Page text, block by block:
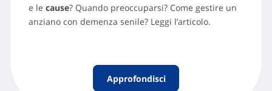
e le cause? Quando preoccuparsi? Come gestire un
anziano con demenza senile? Leggi l’articolo.
Approfondisci